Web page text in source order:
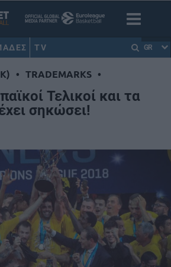
TV GR
• TRADEMARKS •
Τελικοί και τα
σηκώσει!